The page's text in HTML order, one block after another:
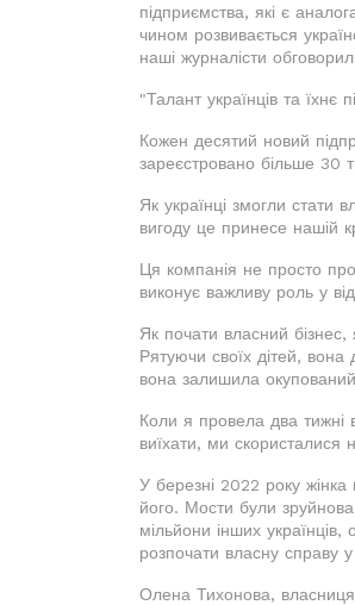
підприємства, які є
чином розвивається
наші журналісти
"Талант українців та
Кожен десятий новий
зареєстровано більше 30
Як українці змогли стати
вигоду це принесе нашій
Ця компанія не просто
виконує важливу роль у
Як почати власний
Рятуючи своїх дітей,
вона залишила
Коли я провела два тижні
виїхати, ми скористалися
У березні 2022 року жінка
його. Мости були
мільйони інших
розпочати власну справу
Олена Тихонова, власниця